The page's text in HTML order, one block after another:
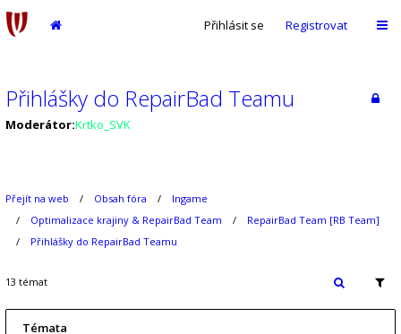
Přihlásit se Registrovat
Přihlášky do RepairBad Teamu
Moderátor:Krtko_SVK
Přejít na web Obsah fóra
Ingame
Optimalizace krajiny & RepairBad Team
RepairBad Team [RB Team]
Přihlášky do RepairBad Teamu
13 témat
Témata